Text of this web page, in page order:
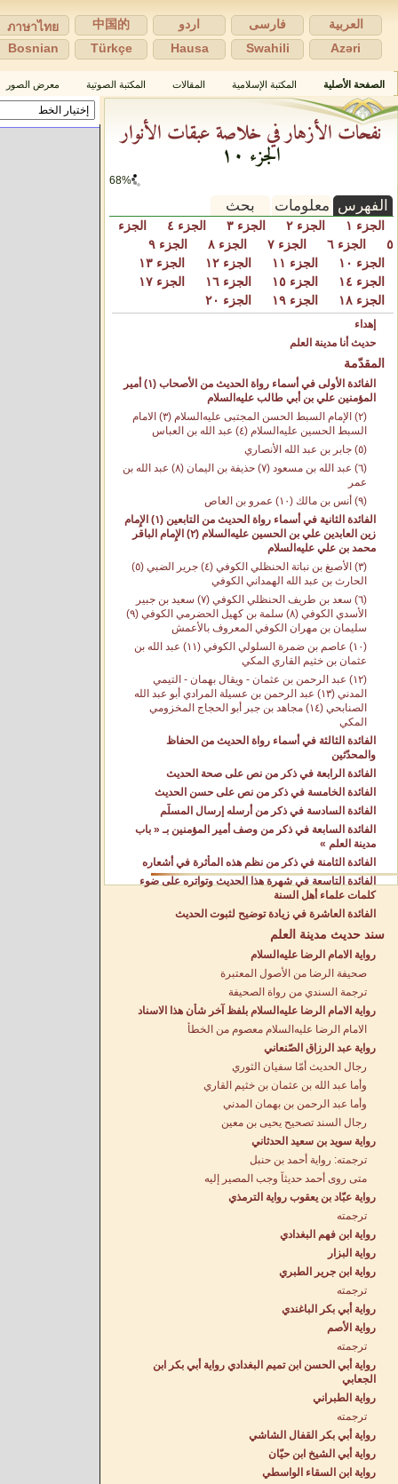
العربية فارسی اردو 中国的
ภาษาไทย
Azəri
Swahili
Hausa
Türkçe
Bosnian
الصفحة الأصلية المكتبة الإسلامية المقالات المكتبة الصوتية معرض الصور
نفحات الأزهار في خلاصة عبقات الأنوار
الجزء ١٠
68%
الفهرس معلومات بحث
الجزء ١ الجزء ٢ الجزء ٣ الجزء ٤
الجزء
٥
الجزء ٦ الجزء ٧ الجزء ٨
الجزء ٩
الجزء ١٠
الجزء ١١ الجزء ١٢
الجزء ١٣
الجزء ١٤
الجزء ١٥ الجزء ١٦
الجزء ١٧
الجزء ١٨
الجزء ١٩ الجزء ٢٠
إهداء
حديث أنا مدينة العلم
المقدّمة
الفائدة الأولى في أسماء رواة الحديث من الأصحاب (١) أمير
المؤمنين علي بن أبي طالب عليه‌السلام
(٢) الإمام السبط الحسن المجتبى عليه‌السلام (٣) الامام
السبط الحسين عليه‌السلام (٤) عبد الله بن العباس
(٥) جابر بن عبد الله الأنصاري
(٦) عبد الله بن مسعود (٧) حذيفة بن اليمان (٨) عبد الله بن
عمر
(٩) أنس بن مالك (١٠) عمرو بن العاص
الفائدة الثانية في أسماء رواة الحديث من التابعين (١) الإِمام
زين العابدين علي بن الحسين عليه‌السلام (٢) الإِمام الباقر
محمد بن علي عليه‌السلام
(٣) الأصبغ بن نباتة الحنظلي الكوفي (٤) جرير الضبي (٥)
الحارث بن عبد الله الهمداني الكوفي
(٦) سعد بن طريف الحنظلي الكوفي (٧) سعيد بن جبير
الأسدي الكوفي (٨) سلمة بن كهيل الحضرمي الكوفي (٩)
سليمان بن مهران الكوفي المعروف بالأعمش
(١٠) عاصم بن ضمرة السلولي الكوفي (١١) عبد الله بن
عثمان بن خثيم القاري المكي
(١٢) عبد الرحمن بن عثمان - ويقال بهمان - التيمي
المدني (١٣) عبد الرحمن بن عسيلة المرادي أبو عبد الله
الصنابحي (١٤) مجاهد بن جبر أبو الحجاج المخزومي
المكي
الفائدة الثالثة في أسماء رواة الحديث من الحفاظ
والمحدّثين
الفائدة الرابعة في ذكر من نص على صحة الحديث
الفائدة الخامسة في ذكر من نص على حسن الحديث
الفائدة السادسة في ذكر من أرسله إرسال المسلّم
الفائدة السابعة في ذكر من وصف أمير المؤمنين بـ « باب
مدينة العلم »
الفائدة الثامنة في ذكر من نظم هذه المأثرة في أشعاره
الفائدة التاسعة في شهرة هذا الحديث وتواتره على ضوء
كلمات علماء أهل السنة
الفائدة العاشرة في زيادة توضيح لثبوت الحديث
سند حديث مدينة العلم
رواية الامام الرضا عليه‌السلام
صحيفة الرضا من الأصول المعتبرة
ترجمة السندي من رواة الصحيفة
رواية الامام الرضا عليه‌السلام بلفظ آخر شأن هذا الاسناد
الامام الرضا عليه‌السلام معصوم من الخطأ
رواية عبد الرزاق الصّنعاني
رجال الحديث أمّا سفيان الثوري
وأما عبد الله بن عثمان بن خثيم القاري
وأما عبد الرحمن بن بهمان المدني
رجال السند تصحيح يحيى بن معين
رواية سويد بن سعيد الحدثاني
ترجمته: رواية أحمد بن حنبل
متى روى أحمد حديثاً وجب المصير إليه
رواية عبّاد بن يعقوب رواية الترمذي
ترجمته
رواية ابن فهم البغدادي
رواية البزار
رواية ابن جرير الطبري
ترجمته
رواية أبي بكر الباغندي
رواية الأصم
ترجمته
رواية أبي الحسن ابن تميم البغدادي رواية أبي بكر ابن
الجعابي
رواية الطبراني
ترجمته
رواية أبي بكر القفال الشاشي
رواية أبي الشيخ ابن حيّان
رواية ابن السقاء الواسطي